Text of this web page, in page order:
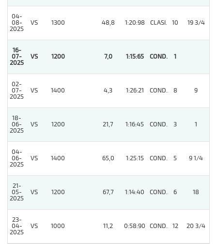
04-
08-
2025
VS 1300 48,8 1:20:98 CLASI. 10 19 3/4
16-
07-
2025
VS 1200 7,0 1:15:65 COND. 1
02-
07-
2025
VS 1400 4,3 1:26:21 COND. 8 9
18-
06-
2025
VS 1200 21,7 1:16:45 COND. 3 1
04-
06-
2025
VS 1400 65,0 1:25:15 COND. 5 9 1/4
21-
05-
2025
VS 1200 67,7 1:14:40 COND. 6 18
23-
04-
2025
VS 1000 11,2 0:58:90 COND. 12 20 3/4